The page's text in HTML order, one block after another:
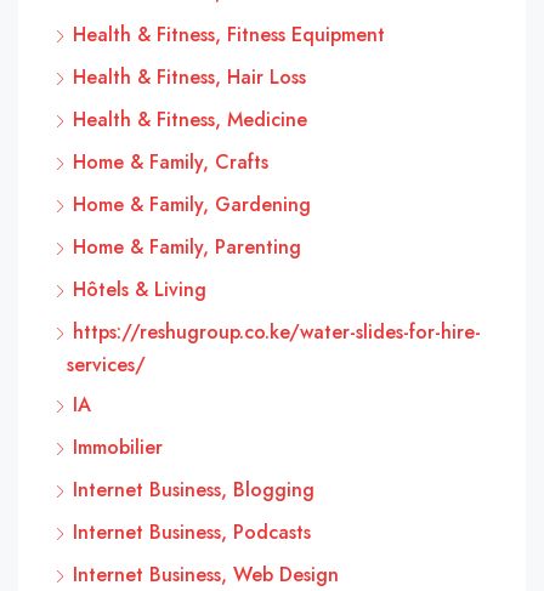
Health & Fitness, Fitness Equipment
Health & Fitness, Hair Loss
Health & Fitness, Medicine
Home & Family, Crafts
Home & Family, Gardening
Home & Family, Parenting
Hôtels & Living
https://reshugroup.co.ke/water-slides-for-hire-
services/
IA
Immobilier
Internet Business, Blogging
Internet Business, Podcasts
Internet Business, Web Design